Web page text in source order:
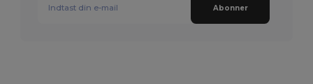
Abonner